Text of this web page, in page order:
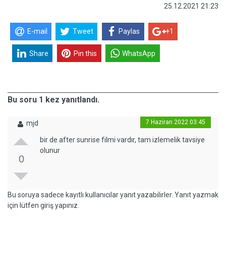
25.12.2021 21:23
E-mail Tweet Paylas +1
Share Pin this WhatsApp
Bu soru 1 kez yanıtlandı.
mjd 7 Haziran 2022 03:45
0
bir de after sunrise filmi vardır, tam izlemelik tavsiye
olunur
Bu soruya sadece kayıtlı kullanıcılar yanıt yazabilirler. Yanıt yazmak
için lütfen giriş yapınız.